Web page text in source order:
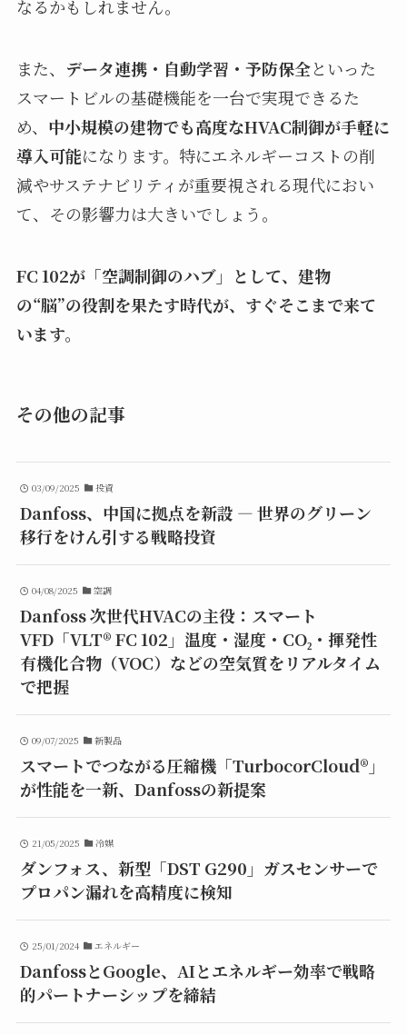
なるかもしれません。
また、 データ連携・自動学習・予防保全といった
スマートビルの基礎機能を一台で実現できるた
め、 中小規模の建物でも高度なHVAC制御が手軽に
導入可能になります。特にエネルギーコストの削
減やサステナビリティが重要視される現代におい
て、その影響力は大きいでしょう。
FC 102が「空調制御のハブ」として、建物
の“脳”の役割を果たす時代が、すぐそこまで来て
います。
その他の記事
03/09/2025 投資
Danfoss、中国に拠点を新設 ― 世界のグリーン
移行をけん引する戦略投資
04/08/2025 空調
Danfoss 次世代HVACの主役：スマート
VFD「VLT® FC 102」温度・湿度・CO₂・揮発性
有機化合物（VOC）などの空気質をリアルタイム
で把握
09/07/2025 新製品
スマートでつながる圧縮機「TurbocorCloud®」
が性能を一新、Danfossの新提案
21/05/2025 冷媒
ダンフォス、新型「DST G290」ガスセンサーで
プロパン漏れを高精度に検知
25/01/2024 エネルギー
DanfossとGoogle、AIとエネルギー効率で戦略
的パートナーシップを締結